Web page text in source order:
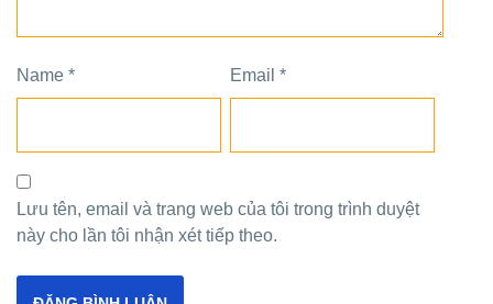
Name * Email *
Lưu tên, email và trang web của tôi trong trình duyệt
này cho lần tôi nhận xét tiếp theo.